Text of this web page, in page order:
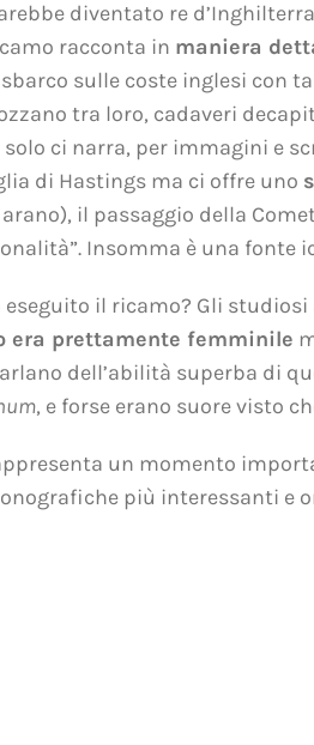
diventato re
racconta in maniera
sulle coste inglesi con
tra loro, cadaveri
ci narra, per immagini e
di Hastings ma ci offre uno
il passaggio della
Insomma è una
il ricamo? Gli
era prettamente femminile
dell’abilità superba di
, e forse erano suore visto
un momento
più interessanti e